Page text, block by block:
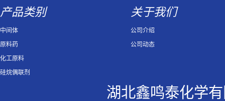
产品类别
中间体
原料药
化工原料
硅烷偶联剂
关于我们
公司介绍
公司动态
湖北鑫鸣泰化学